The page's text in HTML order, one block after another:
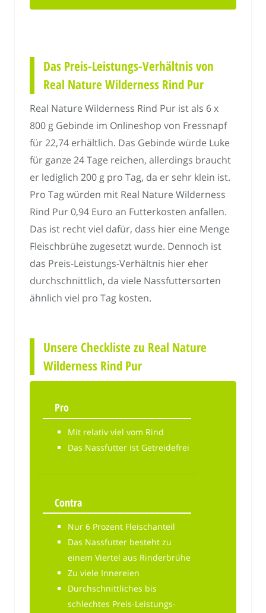
Das Preis-Leistungs-Verhältnis von
Real Nature Wilderness Rind Pur
Real Nature Wilderness Rind Pur ist als 6 x
800 g Gebinde im Onlineshop von Fressnapf
für 22,74 erhältlich. Das Gebinde würde Luke
für ganze 24 Tage reichen, allerdings braucht
er lediglich 200 g pro Tag, da er sehr klein ist.
Pro Tag würden mit Real Nature Wilderness
Rind Pur 0,94 Euro an Futterkosten anfallen.
Das ist recht viel dafür, dass hier eine Menge
Fleischbrühe zugesetzt wurde. Dennoch ist
das Preis-Leistungs-Verhältnis hier eher
durchschnittlich, da viele Nassfuttersorten
ähnlich viel pro Tag kosten.
Unsere Checkliste zu Real Nature
Wilderness Rind Pur
Pro
Mit relativ viel vom Rind
Das Nassfutter ist Getreidefrei
Contra
Nur 6 Prozent Fleischanteil
Das Nassfutter besteht zu
einem Viertel aus Rinderbrühe
Zu viele Innereien
Durchschnittliches bis
schlechtes Preis-Leistungs-